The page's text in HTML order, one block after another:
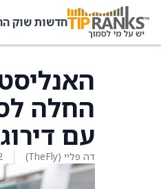
חדשות שוק
עם דירוג
דה פליי (TheFly) 12